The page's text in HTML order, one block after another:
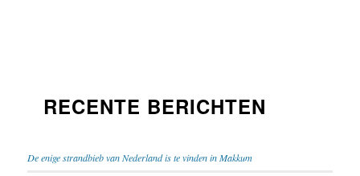
RECENTE BERICHTEN
De enige strandbieb van Nederland is te vinden in Makkum